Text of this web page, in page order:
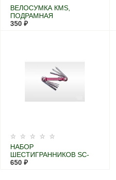
ВЕЛОСУМКА КМS,
ПОДРАМНАЯ
350 ₽
НАБОР
ШЕСТИГРАННИКОВ SC-
138М2 2-3-4-5-6 +2
650 ₽